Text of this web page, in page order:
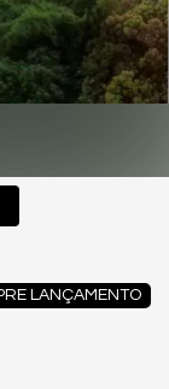
LANÇAMENTO